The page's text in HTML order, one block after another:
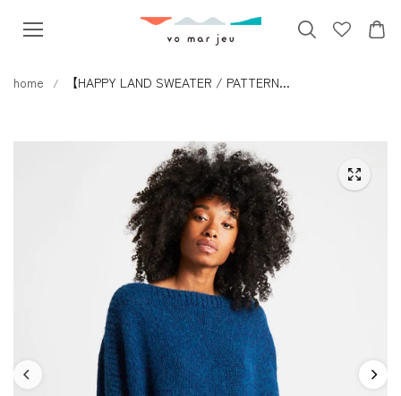
キップ
home 【HAPPY LAND SWEATER / PATTERN...